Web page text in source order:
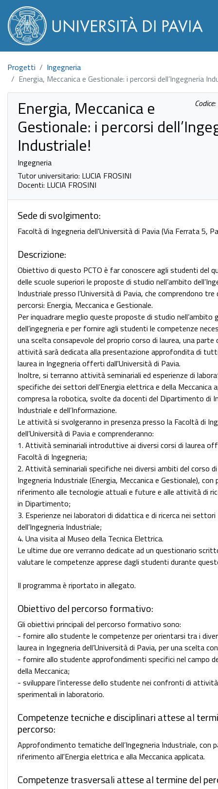
Progetti
Ingegneria
Energia, Meccanica e Gestionale: i percorsi dell’Ingegneria
Energia, Meccanica e
Gestionale: i percorsi
Industriale!
Ingegneria
Tutor universitario: LUCIA FROSINI
Docenti: LUCIA FROSINI
Sede di svolgimento:
Facoltà di Ingegneria dell'Università di Pavia (Via Ferrata 5,
Descrizione:
Obiettivo di questo PCTO è far conoscere agli studenti del
delle scuole superiori le proposte di studio nell’ambito
Industriale presso l’Università di Pavia, che comprendono tre
percorsi: Energia, Meccanica e Gestionale.
Per inquadrare meglio queste proposte di studio nell’ambito
dell’ingegneria e per fornire agli studenti le competenze
una scelta consapevole del proprio corso di laurea, una parte
attività sarà dedicata alla presentazione approfondita di
laurea in Ingegneria offerti dall'Università di Pavia.
Inoltre, si terranno attività seminariali ed esperienze di
specifiche dei settori dell’Energia elettrica e della Meccanica
compresa la robotica, svolte da docenti del Dipartimento di
Industriale e dell’Informazione.
Le attività si svolgeranno in presenza presso la Facoltà di
dell’Università di Pavia e comprenderanno:
1. Attività seminariali introduttive ai diversi corsi di laurea
Facoltà di Ingegneria;
2. Attività seminariali specifiche nei diversi ambiti del corso
Ingegneria Industriale (Energia, Meccanica e Gestionale), con
riferimento alle tecnologie attuali e future e alle attività di
in Dipartimento;
3. Esperienze nei laboratori di didattica e di ricerca nei settori
dell’Ingegneria Industriale;
4. Una visita al Museo della Tecnica Elettrica.
Le ultime due ore verranno dedicate ad un questionario
valutare le competenze apprese dagli studenti durante
Il programma è riportato in allegato.
Obiettivo del percorso formativo:
Gli obiettivi principali del percorso formativo sono:
- fornire allo studente le competenze per orientarsi tra i
laurea in Ingegneria dell’Università di Pavia, per una scelta
- fornire allo studente approfondimenti specifici nel campo
della Meccanica;
- sviluppare l’interesse dello studente nei confronti di attività
sperimentali in laboratorio.
Competenze tecniche e disciplinari attese al
percorso:
Approfondimento tematiche dell’Ingegneria Industriale, con
riferimento all'Energia elettrica e alla Meccanica applicata.
Competenze trasversali attese al termine del